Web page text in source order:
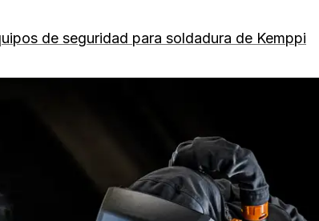
de seguridad para soldadura de Kemppi